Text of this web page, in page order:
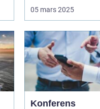
05 mars 2025
Konferens